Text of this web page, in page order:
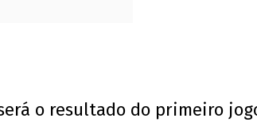
o resultado do primeiro